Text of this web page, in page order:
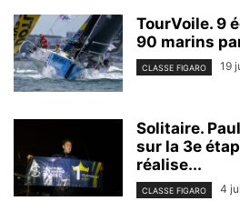
TourVoile. 9
90 marins
CLASSE FIGARO 19
Solitaire.
sur la 3e
réalise...
CLASSE FIGARO 4